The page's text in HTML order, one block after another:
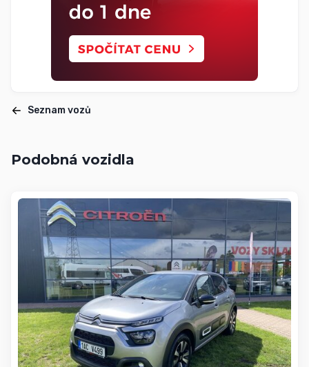
Seznam vozů
Podobná vozidla